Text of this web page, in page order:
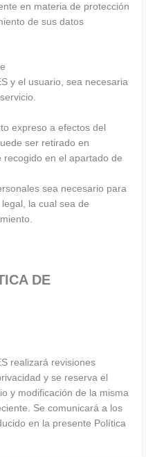
en materia de protección
de sus datos
y el usuario, sea necesaria
expreso a efectos del
ser retirado en
en el apartado de
sea necesario para
la cual sea de
DE
realizará revisiones
y se reserva el
y modificación de la misma
Se comunicará a los
en la presente Política